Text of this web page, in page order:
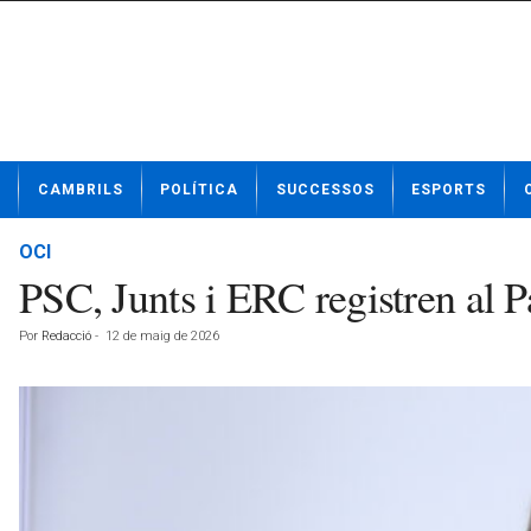
t
CAMBRILS POLÍTICA SUCCESSOS ESPORTS
OCI
PSC, Junts i ERC registren al
Por Redacció - 12 de maig de 2026